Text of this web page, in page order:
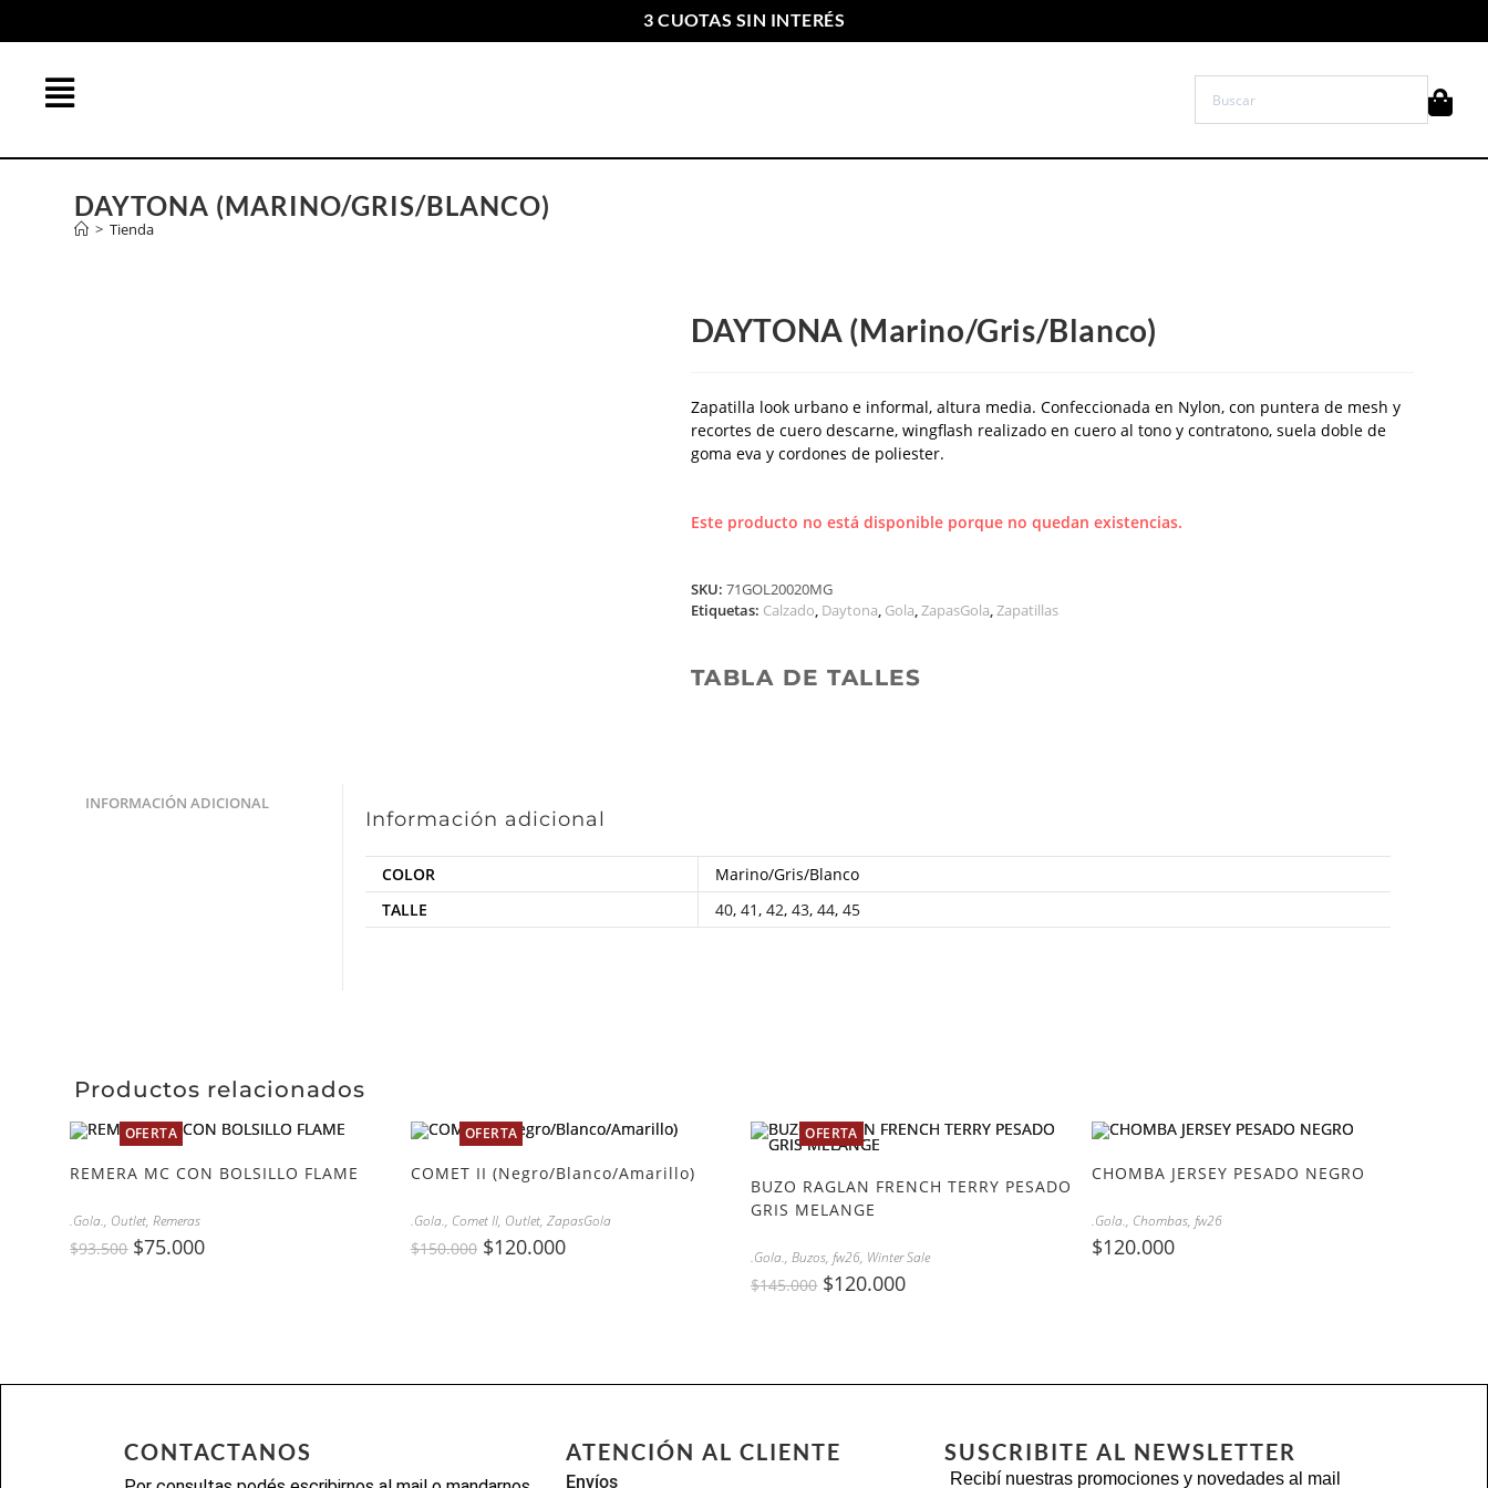
3 CUOTAS SIN INTERÉS
ENVIOS GRATIS A PARTIR DE $169.000
DAYTONA (MARINO/GRIS/BLANCO)
> Tienda
DAYTONA (Marino/Gris/Blanco)
Zapatilla look urbano e informal, altura media. Confeccionada en Nylon, con puntera de mesh y
recortes de cuero descarne, wingflash realizado en cuero al tono y contratono, suela doble de
goma eva y cordones de poliester.
Este producto no está disponible porque no quedan existencias.
SKU: 71GOL20020MG
Etiquetas: Calzado, Daytona, Gola,ZapasGola,Zapatillas
TABLA DE TALLES
INFORMACIÓN ADICIONAL
Información adicional
COLOR
Marino/Gris/Blanco
TALLE
40,41,42,43,44,45
Productos relacionados
OFERTA
REMERA MC CON BOLSILLO FLAME
.Gola., Outlet,Remeras
$93.500 $75.000
OFERTA
COMET II (Negro/Blanco/Amarillo)
.Gola., Comet II, Outlet, ZapasGola
$150.000 $120.000
OFERTA
BUZO RAGLAN FRENCH TERRY PESADO
GRIS MELANGE
.Gola.,Buzos,fw26, Winter Sale
$145.000 $120.000
CHOMBA JERSEY PESADO NEGRO
.Gola., Chombas, fw26
$120.000
CONTACTANOS ATENCIÓN AL CLIENTE
Envíos
SUSCRIBITE AL NEWSLETTER
Recibí nuestras promociones y novedades al mail